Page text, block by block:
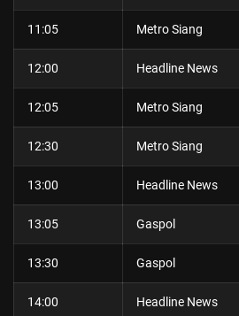
11:05 Metro Siang
12:00 Headline News
12:05 Metro Siang
12:30 Metro Siang
13:00 Headline News
13:05 Gaspol
13:30 Gaspol
14:00 Headline News